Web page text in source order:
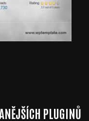
PLUGINŮ